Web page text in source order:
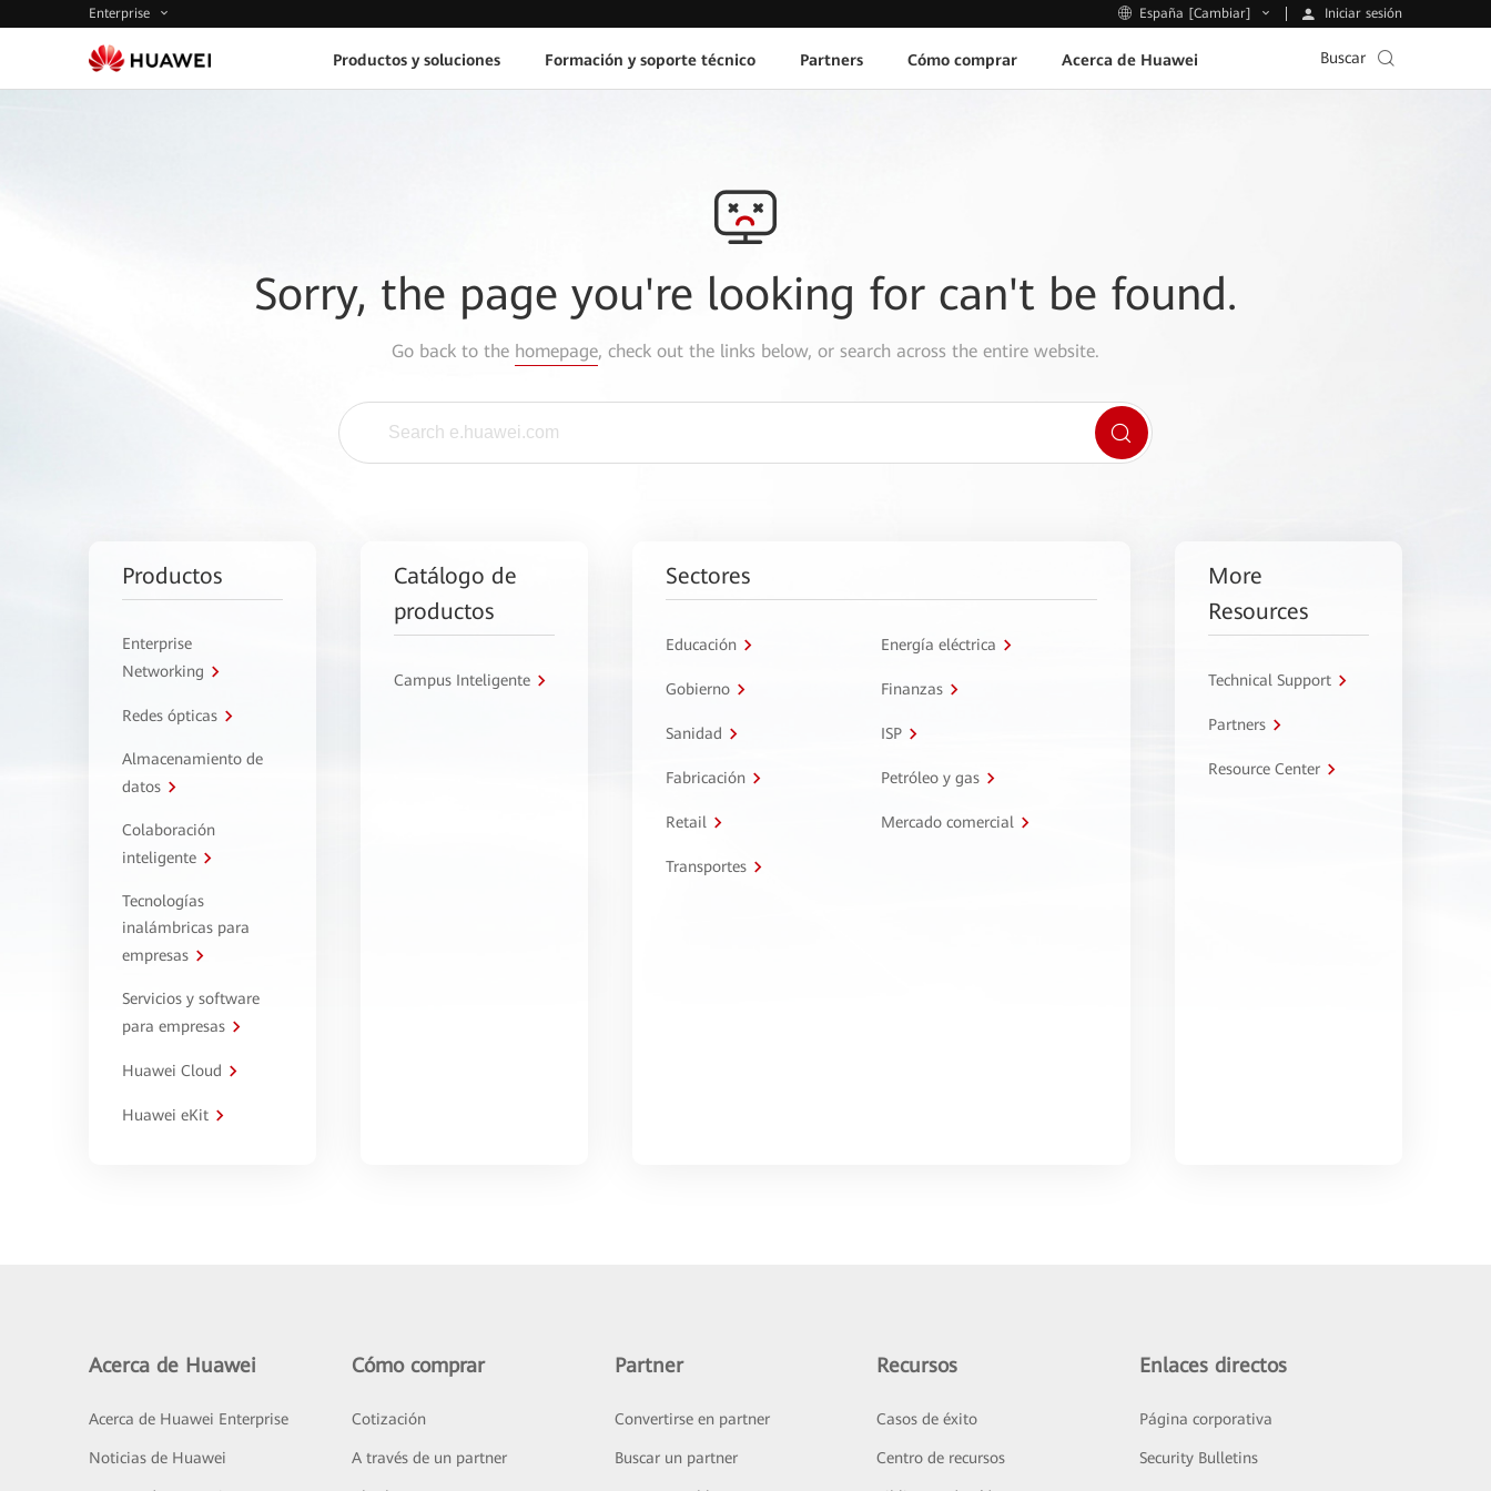
Enterprise España [Cambiar] Iniciar sesión
Productos y soluciones Formación y soporte técnico Partners Cómo comprar Acerca de Huawei Buscar
Sorry, the page you're looking for can't be found.
Go back to the homepage, check out the links below, or search across the entire website.
Productos
Enterprise
Networking
Redes ópticas
Almacenamiento de
datos
Colaboración
inteligente
Tecnologías
inalámbricas para
empresas
Servicios y software
para empresas
Huawei Cloud
Huawei eKit
Catálogo de
productos
Campus Inteligente
Sectores
Educación Energía eléctrica
Gobierno Finanzas
Sanidad ISP
Fabricación Petróleo y gas
Retail Mercado comercial
Transportes
More
Resources
Technical Support
Partners
Resource Center
Acerca de Huawei
Acerca de Huawei Enterprise
Noticias de Huawei
Cómo comprar
Cotización
A través de un partner
Partner
Convertirse en partner
Buscar un partner
Recursos
Casos de éxito
Centro de recursos
Enlaces directos
Página corporativa
Security Bulletins